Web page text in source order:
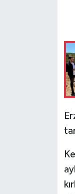
HABERDE
İş Dünyası